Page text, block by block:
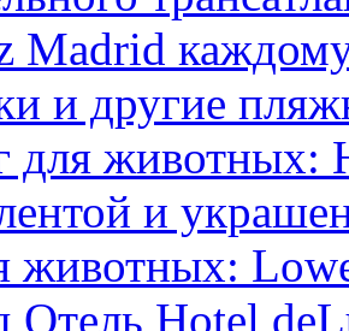
Madrid
и другие
для животных:
и
животных:
Отель Hotel